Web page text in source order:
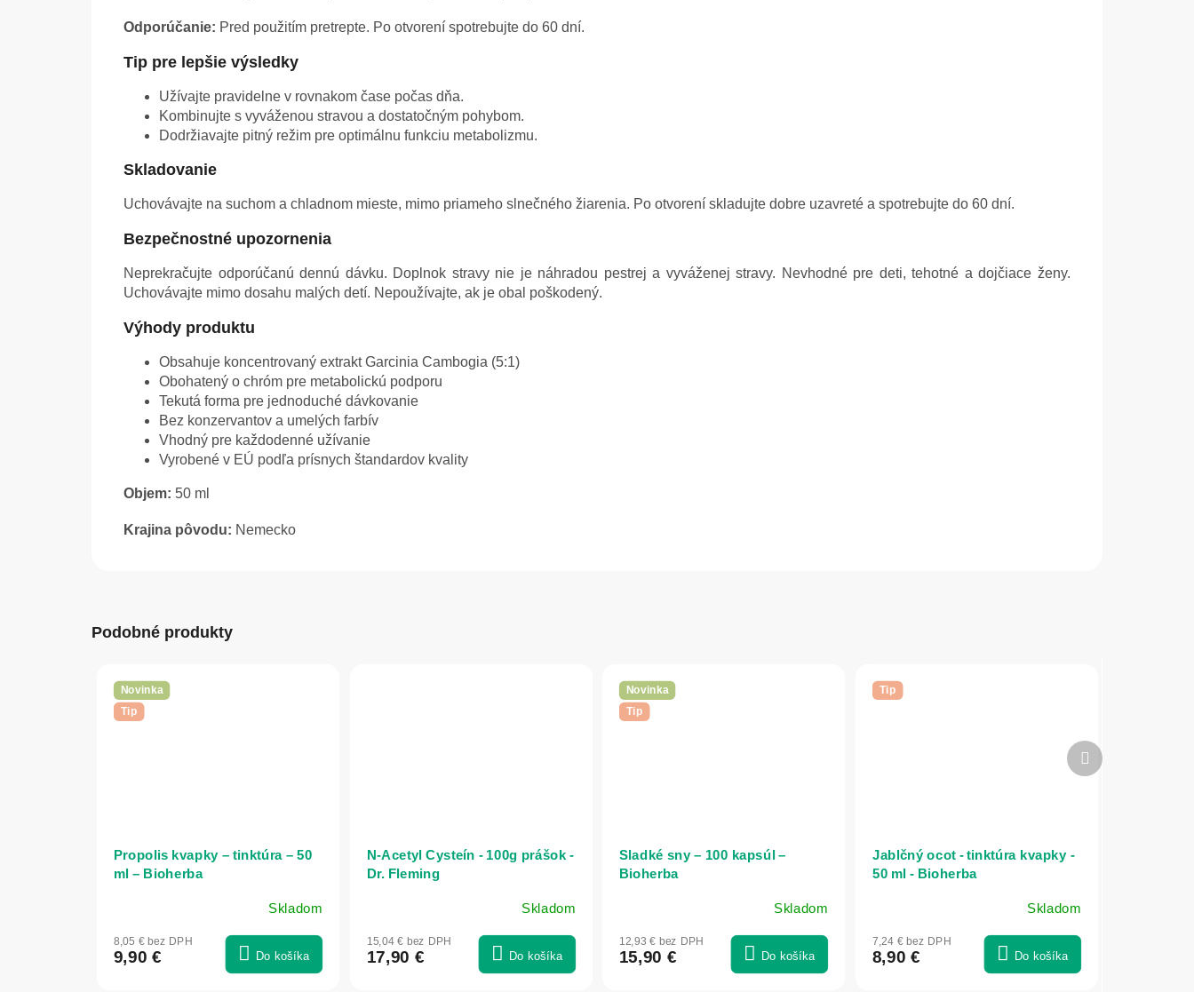
Odporúčanie: Pred použitím pretrepte. Po otvorení spotrebujte do 60 dní.
Tip pre lepšie výsledky
Užívajte pravidelne v rovnakom čase počas dňa.
Kombinujte s vyváženou stravou a dostatočným pohybom.
Dodržiavajte pitný režim pre optimálnu funkciu metabolizmu.
Skladovanie
Uchovávajte na suchom a chladnom mieste, mimo priameho slnečného žiarenia. Po otvorení skladujte dobre uzavreté a spotrebujte do 60 dní.
Bezpečnostné upozornenia
Neprekračujte odporúčanú dennú dávku. Doplnok stravy nie je náhradou pestrej a vyváženej stravy. Nevhodné pre deti, tehotné a dojčiace ženy.
Uchovávajte mimo dosahu malých detí. Nepoužívajte, ak je obal poškodený.
Výhody produktu
Obsahuje koncentrovaný extrakt Garcinia Cambogia (5:1)
Obohatený o chróm pre metabolickú podporu
Tekutá forma pre jednoduché dávkovanie
Bez konzervantov a umelých farbív
Vhodný pre každodenné užívanie
Vyrobené v EÚ podľa prísnych štandardov kvality
Objem: 50 ml
Krajina pôvodu: Nemecko
Podobné produkty
Novinka
Tip
Propolis kvapky – tinktúra – 50
ml – Bioherba
Skladom
8,05 € bez DPH
9,90 € Do košíka
N-Acetyl Cysteín - 100g prášok -
Dr. Fleming
Skladom
15,04 € bez DPH
17,90 € Do košíka
Novinka
Tip
Sladké sny – 100 kapsúl –
Bioherba
Skladom
12,93 € bez DPH
15,90 € Do košíka
Tip
Jablčný ocot - tinktúra kvapky -
50 ml - Bioherba
Skladom
7,24 € bez DPH
8,90 € Do košíka
Ďalší
produkt